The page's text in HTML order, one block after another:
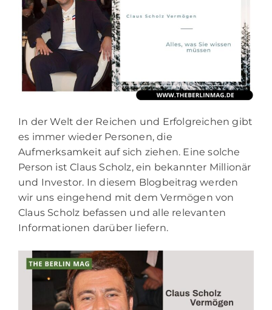
In der Welt der Reichen und Erfolgreichen gibt
es immer wieder Personen, die
Aufmerksamkeit auf sich ziehen. Eine solche
Person ist Claus Scholz, ein bekannter Millionär
und Investor. In diesem Blogbeitrag werden
wir uns eingehend mit dem Vermögen von
Claus Scholz befassen und alle relevanten
Informationen darüber liefern.